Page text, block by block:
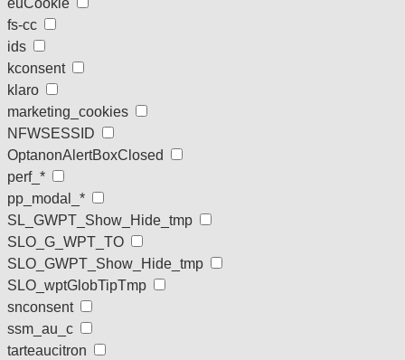
euCookie
fs-cc
ids
kconsent
klaro
marketing_cookies
NFWSESSID
OptanonAlertBoxClosed
perf_*
pp_modal_*
SL_GWPT_Show_Hide_tmp
SLO_G_WPT_TO
SLO_GWPT_Show_Hide_tmp
SLO_wptGlobTipTmp
snconsent
ssm_au_c
tarteaucitron